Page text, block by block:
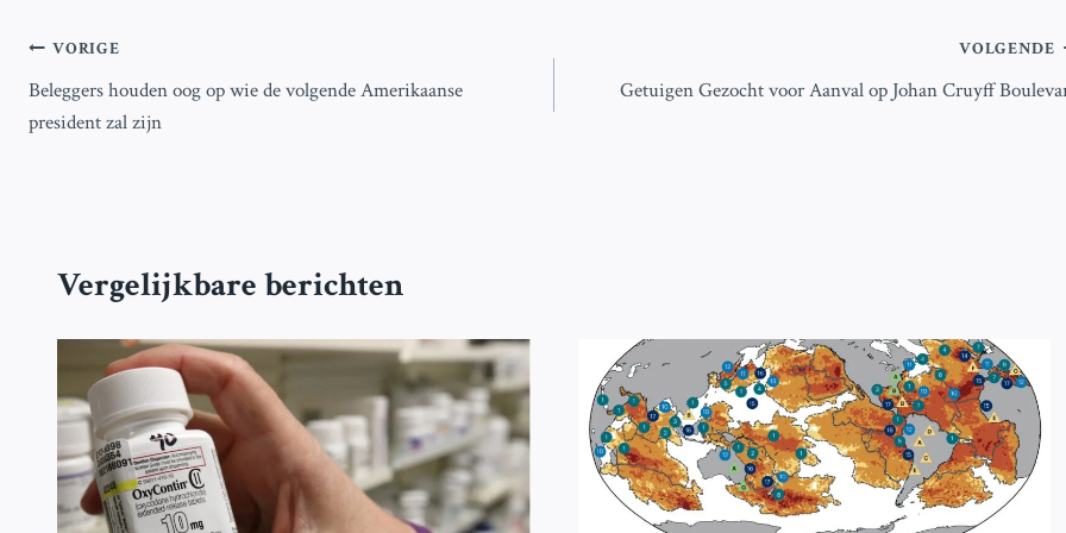
Bericht
navigatie
VORIGE
Beleggers houden oog op wie de volgende Amerikaanse
president zal zijn
VOLGENDE
Getuigen Gezocht voor Aanval op Johan Cruyff
Vergelijkbare berichten